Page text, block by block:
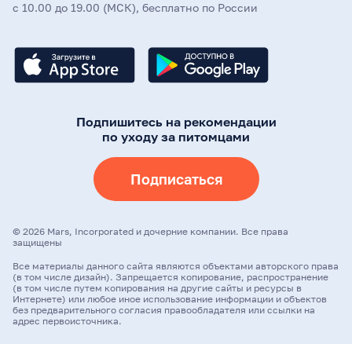
с 10.00 до 19.00 (МСК), бесплатно по России
Подпишитесь на рекомендации
по уходу за питомцами
Подписаться
© 2026 Mars, Incorporated и дочерние компании. Все права
защищены
Все материалы данного сайта являются объектами авторского права
(в том числе дизайн). Запрещается копирование, распространение
(в том числе путем копирования на другие сайты и ресурсы в
Интернете) или любое иное использование информации и объектов
без предварительного согласия правообладателя или ссылки на
адрес первоисточника.